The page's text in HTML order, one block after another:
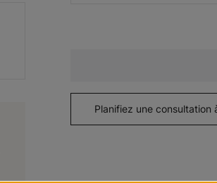
Planifiez une consultation